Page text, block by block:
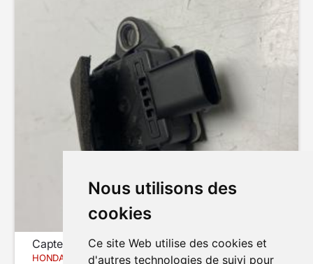
Nous utilisons des
cookies
Ce site Web utilise des cookies et
d'autres technologies de suivi pour
Capteur de mesure inertielle
HONDA CBR1000RR